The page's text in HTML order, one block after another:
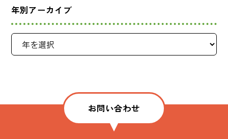
年別アーカイブ
お問い合わせ